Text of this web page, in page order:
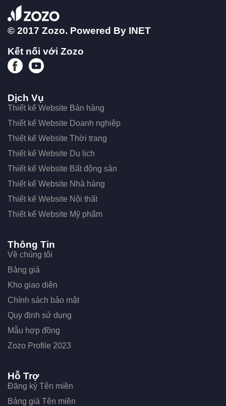
© 2017 Zozo. Powered By INET
Kết nối với Zozo
Dịch Vụ
Thiết kế Website Bán hàng
Thiết kế Website Doanh nghiệp
Thiết kế Website Thời trang
Thiết kế Website Du lịch
Thiết kế Website Bất động sản
Thiết kế Website Nhà hàng
Thiết kế Website Nội thất
Thiết kế Website Mỹ phẩm
Thông Tin
Về chúng tôi
Bảng giá
Kho giao diện
Chính sách bảo mật
Quy định sử dụng
Mẫu hợp đồng
Zozo Profile 2023
Hỗ Trợ
Đăng ký Tên miền
Bảng giá Tên miền